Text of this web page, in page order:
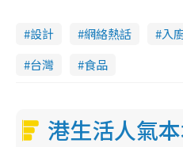
設計 網絡熱話 入
台灣
食品
港生活人氣